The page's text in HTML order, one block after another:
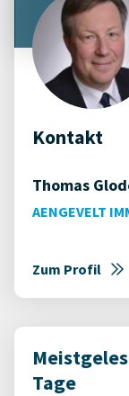
Kontakt
Thomas
AENGEVELT
Zum Profil
Tage